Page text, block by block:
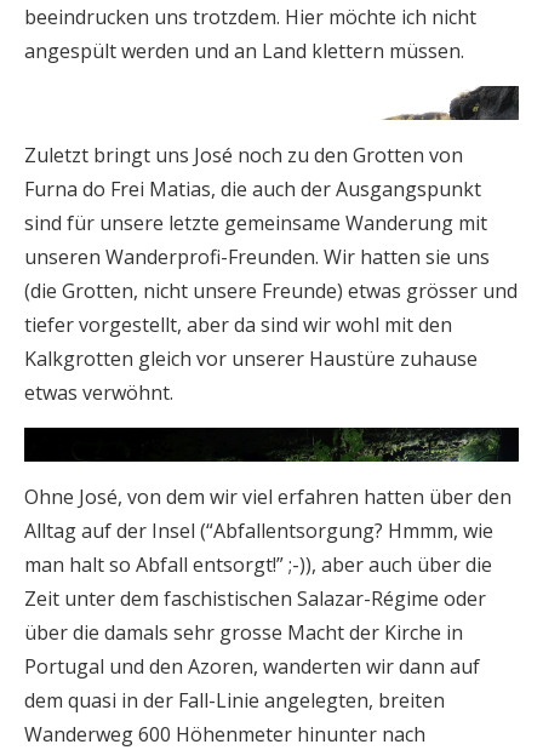
beeindrucken uns trotzdem. Hier möchte ich nicht
angespült werden und an Land klettern müssen.
Zuletzt bringt uns José noch zu den Grotten von
Furna do Frei Matias, die auch der Ausgangspunkt
sind für unsere letzte gemeinsame Wanderung mit
unseren Wanderprofi-Freunden. Wir hatten sie uns
(die Grotten, nicht unsere Freunde) etwas grösser und
tiefer vorgestellt, aber da sind wir wohl mit den
Kalkgrotten gleich vor unserer Haustüre zuhause
etwas verwöhnt.
Ohne José, von dem wir viel erfahren hatten über den
Alltag auf der Insel (“Abfallentsorgung? Hmmm, wie
man halt so Abfall entsorgt!” ;-)), aber auch über die
Zeit unter dem faschistischen Salazar-Régime oder
über die damals sehr grosse Macht der Kirche in
Portugal und den Azoren, wanderten wir dann auf
dem quasi in der Fall-Linie angelegten, breiten
Wanderweg 600 Höhenmeter hinunter nach